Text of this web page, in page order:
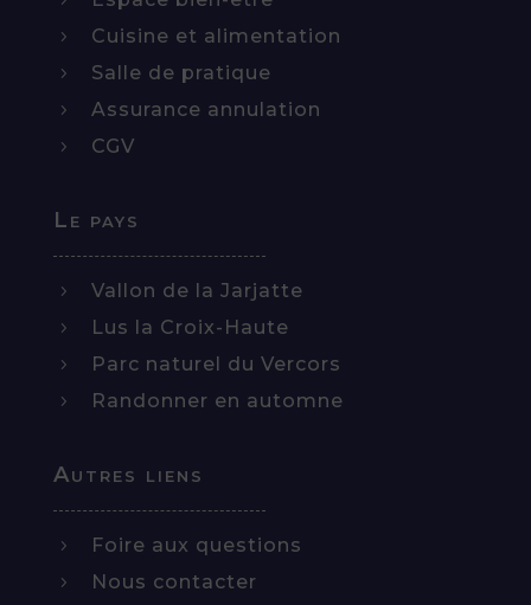
5 Cuisine et alimentation
5 Salle de pratique
5 Assurance annulation
5 CGV
Le pays
5 Vallon de la Jarjatte
5 Lus la Croix-Haute
5 Parc naturel du Vercors
5 Randonner en automne
Autres liens
5 Foire aux questions
5 Nous contacter